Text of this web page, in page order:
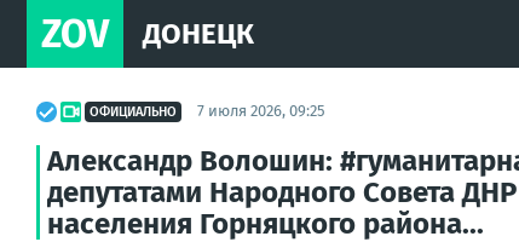
ZOV ДОНЕЦК
ОФИЦИАЛЬНО 7 июля 2026, 09:25
Александр Волошин:
депутатами Народного Совета
населения Горняцкого района...